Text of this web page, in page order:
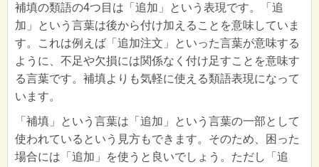
補填の類語の4つ目は「追加」という表現です。「追
加」という言葉は後から付け加えることを意味していま
す。これは例えば「追加注文」といった言葉が意味する
ように、不足や欠損には関係なく付け足すことを意味す
る言葉です。補填よりも気軽に使える類語表現になって
います。
「補填」という言葉は「追加」という言葉の一部として
使われているという見方もできます。そのため、困った
場合には「追加」を使うと良いでしょう。ただし「追